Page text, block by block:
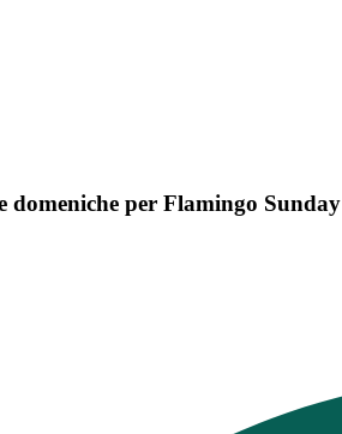
domeniche per Flamingo Sunday